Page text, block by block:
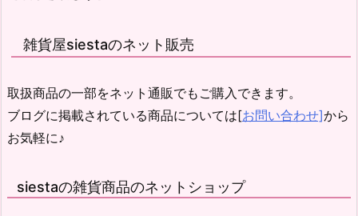
雑貨屋siestaのネット販売
取扱商品の一部をネット通販でもご購入できます。
ブログに掲載されている商品については[お問い合わせ]から
お気軽に♪
siestaの雑貨商品のネットショップ